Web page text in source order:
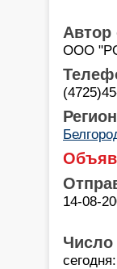
Автор
ООО
14-08-
Число